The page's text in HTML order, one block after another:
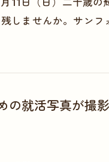
しませんか。サン
の就活写真が撮